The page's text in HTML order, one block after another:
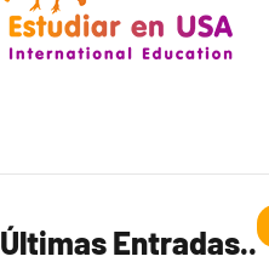
Últimas Entradas..